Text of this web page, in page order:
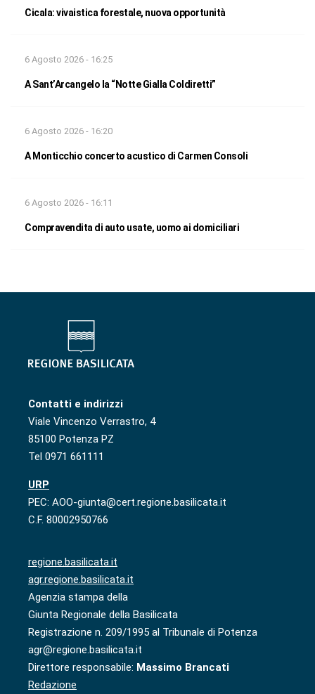
Cicala: vivaistica forestale, nuova opportunità
6 Agosto 2026 - 16:25
A Sant’Arcangelo la “Notte Gialla Coldiretti”
6 Agosto 2026 - 16:20
A Monticchio concerto acustico di Carmen Consoli
6 Agosto 2026 - 16:11
Compravendita di auto usate, uomo ai domiciliari
Contatti e indirizzi
Viale Vincenzo Verrastro, 4
85100 Potenza PZ
Tel 0971 661111
URP
PEC: AOO-giunta@cert.regione.basilicata.it
C.F. 80002950766
regione.basilicata.it
agr.regione.basilicata.it
Agenzia stampa della
Giunta Regionale della Basilicata
Registrazione n. 209/1995 al Tribunale di Potenza
agr@regione.basilicata.it
Direttore responsabile: Massimo Brancati
Redazione